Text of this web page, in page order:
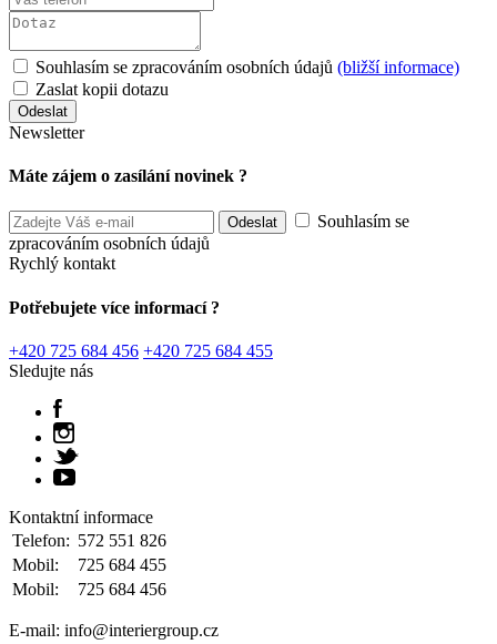
Souhlasím se zpracováním osobních údajů (bližší informace)
Zaslat kopii dotazu
Newsletter
Máte zájem o zasílání novinek ?
Souhlasím se
zpracováním osobních údajů
Rychlý kontakt
Potřebujete více informací ?
+420 725 684 456 +420 725 684 455
Sledujte nás
Kontaktní informace
Telefon: 572 551 826
Mobil:
725 684 455
Mobil:
725 684 456
E-mail: info@interiergroup.cz